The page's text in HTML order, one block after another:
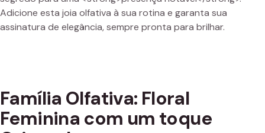
Adicione esta joia olfativa à sua rotina e garanta sua
assinatura de elegância, sempre pronta para brilhar.
Família Olfativa: Floral
Feminina com um toque